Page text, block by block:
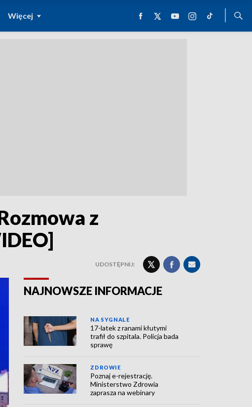
Więcej
z
UDOSTĘPNIJ:
NAJNOWSZE INFORMACJE
NA SYGNALE
17-latek z ranami kłutymi
trafił do szpitala. Policja bada
sprawę
ZDROWIE
Poznaj e-rejestrację.
Ministerstwo Zdrowia
zaprasza na webinary